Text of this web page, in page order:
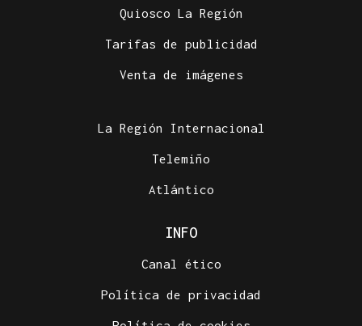
Quiosco La Región
Tarifas de publicidad
Venta de imágenes
La Región Internacional
Telemiño
Atlántico
INFO
Canal ético
Política de privacidad